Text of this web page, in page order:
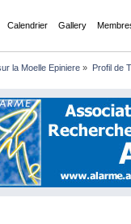
Calendrier Gallery
la Moelle Epiniere » Profil de